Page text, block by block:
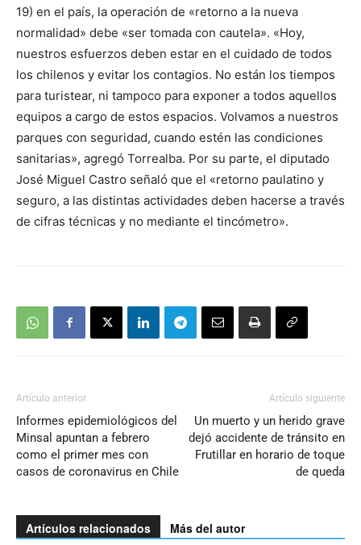
19) en el país, la operación de «retorno a la nueva
normalidad» debe «ser tomada con cautela». «Hoy,
nuestros esfuerzos deben estar en el cuidado de todos
los chilenos y evitar los contagios. No están los tiempos
para turistear, ni tampoco para exponer a todos aquellos
equipos a cargo de estos espacios. Volvamos a nuestros
parques con seguridad, cuando estén las condiciones
sanitarias», agregó Torrealba. Por su parte, el diputado
José Miguel Castro señaló que el «retorno paulatino y
seguro, a las distintas actividades deben hacerse a través
de cifras técnicas y no mediante el tincómetro».
Artículo anterior
Informes epidemiológicos del
Minsal apuntan a febrero
como el primer mes con
casos de coronavirus en Chile
Artículo siguiente
Un muerto y un herido grave
dejó accidente de tránsito en
Frutillar en horario de toque
de queda
Artículos relacionados Más del autor